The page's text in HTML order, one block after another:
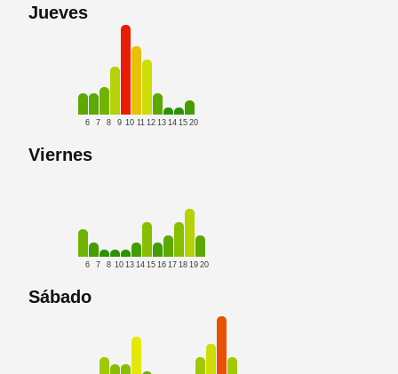
Jueves
6 7 8 9 10 11 12 13 14 15 20
Viernes
6 7 8 10 13 14 15 16 17 18 19 20
Sábado